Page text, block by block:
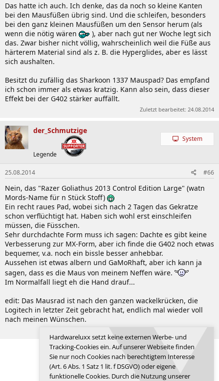
Das hatte ich auch. Ich denke, das da noch so kleine Kanten
bei den Mausfüßen übrig sind. Und die schleifen, besonders
bei den ganz kleinen Mausfüßen um den Sensor herum (als
wenn die nötig wären
), aber nach gut ner Woche legt sich
das. Zwar bisher nicht völlig, wahrscheinlich weil die Füße aus
härterem Material sind als z. B. die Hyperglides, aber es lässt
sich aushalten.
Besitzt du zufällig das Sharkoon 1337 Mauspad? Das empfand
ich schon immer als etwas kratzig. Kann also sein, dass dieser
Effekt bei der G402 stärker auffällt.
Zuletzt bearbeitet: 24.08.2014
der_Schmutzige
Legende
System
25.08.2014 #66
Nein, das "Razer Goliathus 2013 Control Edition Large" (watn
Mords-Name für n Stück Stoff)
Ein recht raues Pad, wobei sich nach 2 Tagen das Gekratze
schon verflüchtigt hat. Haben sich wohl erst einschleifen
müssen, die Füsschen.
Sehr durchdachte Form muss ich sagen: Dachte es gibt keine
Verbesserung zur MX-Form, aber ich finde die G402 noch etwas
bequemer, v.a. noch ein bissle besser anhebbar.
Aussehen ist etwas albern und GaMoRhaft, aber ich kann ja
sagen, dass es die Maus von meinem Neffen wäre.
Im Normalfall liegt eh die Hand drauf...
edit: Das Mausrad ist nach den ganzen wackelkrücken, die
Logitech in letzter Zeit gebracht hat, endlich mal wieder voll
nach meinen Wünschen.
Erste Vorherige 3 von 3
Anmelden, um zu antworten.
Hardwareluxx setzt keine externen Werbe- und
Tracking-Cookies ein. Auf unserer Webseite finden
Sie nur noch Cookies nach berechtigtem Interesse
(Art. 6 Abs. 1 Satz 1 lit. f DSGVO) oder eigene
funktionelle Cookies. Durch die Nutzung unserer